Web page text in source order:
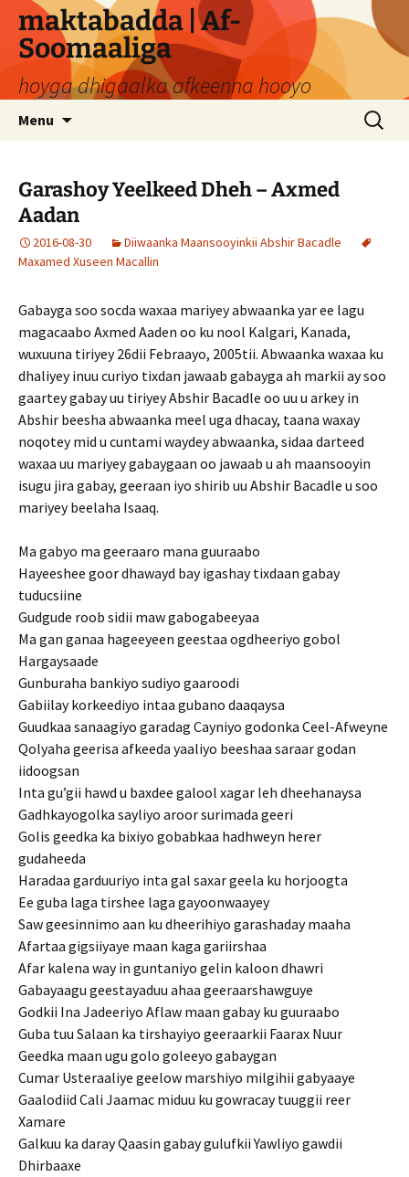
Skip
content
maktabadda | Af-
Soomaaliga
hoyga dhigaalka afkeenna hooyo
Menu
Search
for:
Garashoy Yeelkeed Dheh – Axmed
Aadan
2016-08-30
Diiwaanka Maansooyinkii Abshir Bacadle
Maxamed Xuseen Macallin
Gabayga soo socda waxaa mariyey abwaanka yar ee lagu
magacaabo Axmed Aaden oo ku nool Kalgari, Kanada,
wuxuuna tiriyey 26dii Febraayo, 2005tii. Abwaanka waxaa ku
dhaliyey inuu curiyo tixdan jawaab gabayga ah markii ay soo
gaartey gabay uu tiriyey Abshir Bacadle oo uu u arkey in
Abshir beesha abwaanka meel uga dhacay, taana waxay
noqotey mid u cuntami waydey abwaanka, sidaa darteed
waxaa uu mariyey gabaygaan oo jawaab u ah maansooyin
isugu jira gabay, geeraan iyo shirib uu Abshir Bacadle u soo
mariyey beelaha Isaaq.
Ma gabyo ma geeraaro mana guuraabo
Hayeeshee goor dhawayd bay igashay tixdaan gabay
tuducsiine
Gudgude roob sidii maw gabogabeeyaa
Ma gan ganaa hageeyeen geestaa ogdheeriyo gobol
Hargaysaade
Gunburaha bankiyo sudiyo gaaroodi
Gabiilay korkeediyo intaa gubano daaqaysa
Guudkaa sanaagiyo garadag Cayniyo godonka Ceel-Afweyne
Qolyaha geerisa afkeeda yaaliyo beeshaa saraar godan
iidoogsan
Inta gu’gii hawd u baxdee galool xagar leh dheehanaysa
Gadhkayogolka sayliyo aroor surimada geeri
Golis geedka ka bixiyo gobabkaa hadhweyn herer
gudaheeda
Haradaa garduuriyo inta gal saxar geela ku horjoogta
Ee guba laga tirshee laga gayoonwaayey
Saw geesinnimo aan ku dheerihiyo garashaday maaha
Afartaa gigsiiyaye maan kaga gariirshaa
Afar kalena way in guntaniyo gelin kaloon dhawri
Gabayaagu geestayaduu ahaa geeraarshawguye
Godkii Ina Jadeeriyo Aflaw maan gabay ku guuraabo
Guba tuu Salaan ka tirshayiyo geeraarkii Faarax Nuur
Geedka maan ugu golo goleeyo gabaygan
Cumar Usteraaliye geelow marshiyo milgihii gabyaaye
Gaalodiid Cali Jaamac miduu ku gowracay tuuggii reer
Xamare
Galkuu ka daray Qaasin gabay gulufkii Yawliyo gawdii
Dhirbaaxe